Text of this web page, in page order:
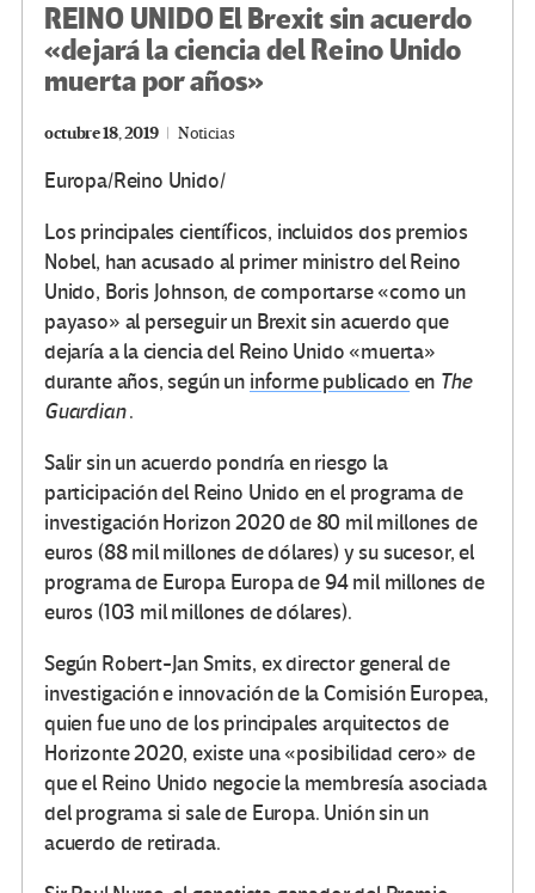
REINO UNIDO El Brexit sin acuerdo
«dejará la ciencia del Reino Unido
muerta por años»
octubre 18, 2019 Noticias
Europa/Reino Unido/
Los principales científicos, incluidos dos premios
Nobel, han acusado al primer ministro del Reino
Unido, Boris Johnson, de comportarse «como un
payaso» al perseguir un Brexit sin acuerdo que
dejaría a la ciencia del Reino Unido «muerta»
durante años, según un informe publicado en The
Guardian.
Salir sin un acuerdo pondría en riesgo la
participación del Reino Unido en el programa de
investigación Horizon 2020 de 80 mil millones de
euros (88 mil millones de dólares) y su sucesor, el
programa de Europa Europa de 94 mil millones de
euros (103 mil millones de dólares).
Según Robert-Jan Smits, ex director general de
investigación e innovación de la Comisión Europea,
quien fue uno de los principales arquitectos de
Horizonte 2020, existe una «posibilidad cero» de
que el Reino Unido negocie la membresía asociada
del programa si sale de Europa. Unión sin un
acuerdo de retirada.